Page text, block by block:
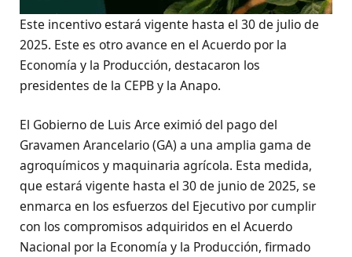
Este incentivo estará vigente hasta el 30 de julio de
2025. Este es otro avance en el Acuerdo por la
Economía y la Producción, destacaron los
presidentes de la CEPB y la Anapo.
El Gobierno de Luis Arce eximió del pago del
Gravamen Arancelario (GA) a una amplia gama de
agroquímicos y maquinaria agrícola. Esta medida,
que estará vigente hasta el 30 de junio de 2025, se
enmarca en los esfuerzos del Ejecutivo por cumplir
con los compromisos adquiridos en el Acuerdo
Nacional por la Economía y la Producción, firmado